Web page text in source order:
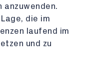
anzuwenden.
die im
laufend im
und zu